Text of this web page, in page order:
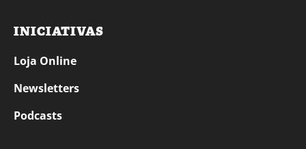
INICIATIVAS
Loja Online
Newsletters
Podcasts